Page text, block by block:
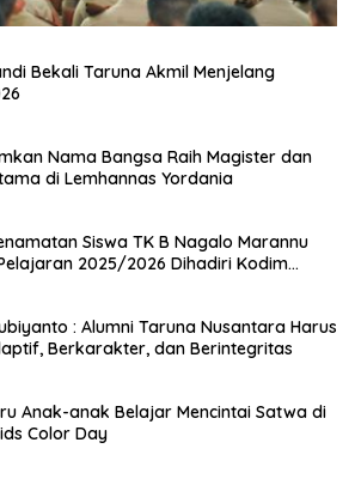
Bekali Taruna Akmil Menjelang
Nama Bangsa Raih Magister dan
di Lemhannas Yordania
Siswa TK B Nagalo Marannu
2025/2026 Dihadiri Kodim
: Alumni Taruna Nusantara Harus
Berkarakter, dan Berintegritas
Anak-anak Belajar Mencintai Satwa di
Color Day